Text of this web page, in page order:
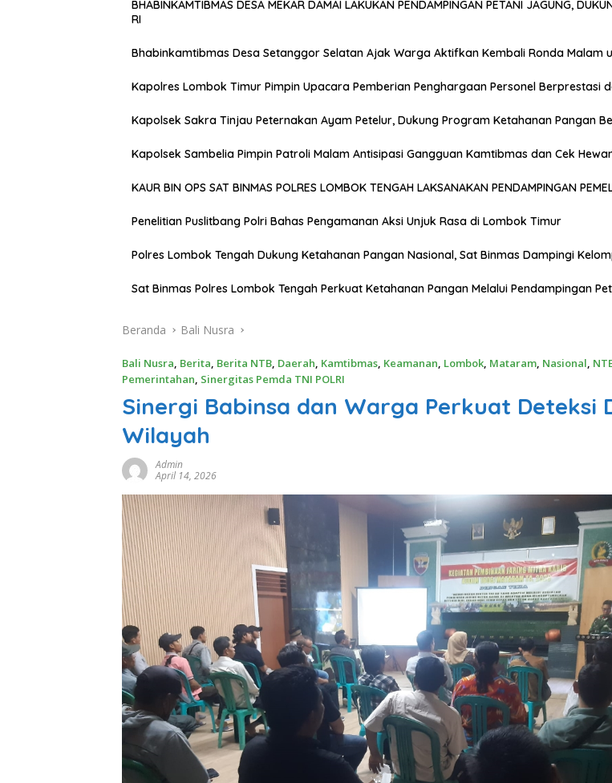
BHABINKAMTIBMAS DESA MEKAR DAMAI LAKUKAN PENDAMPINGAN PETANI JAGUNG,
RI
Bhabinkamtibmas Desa Setanggor Selatan Ajak Warga Aktifkan Kembali Ronda Malam
Kapolres Lombok Timur Pimpin Upacara Pemberian Penghargaan Personel Berprestasi
Kapolsek Sakra Tinjau Peternakan Ayam Petelur, Dukung Program Ketahanan Pangan
Kapolsek Sambelia Pimpin Patroli Malam Antisipasi Gangguan Kamtibmas dan Cek
KAUR BIN OPS SAT BINMAS POLRES LOMBOK TENGAH LAKSANAKAN PENDAMPINGAN
Penelitian Puslitbang Polri Bahas Pengamanan Aksi Unjuk Rasa di Lombok Timur
Polres Lombok Tengah Dukung Ketahanan Pangan Nasional, Sat Binmas Dampingi
Sat Binmas Polres Lombok Tengah Perkuat Ketahanan Pangan Melalui Pendampingan
Beranda Bali Nusra
Bali Nusra, Berita, Berita NTB, Daerah, Kamtibmas, Keamanan, Lombok, Mataram, Nasional,
Pemerintahan, Sinergitas Pemda TNI POLRI
Sinergi Babinsa dan Warga Perkuat Deteksi
Wilayah
Admin
April 14, 2026